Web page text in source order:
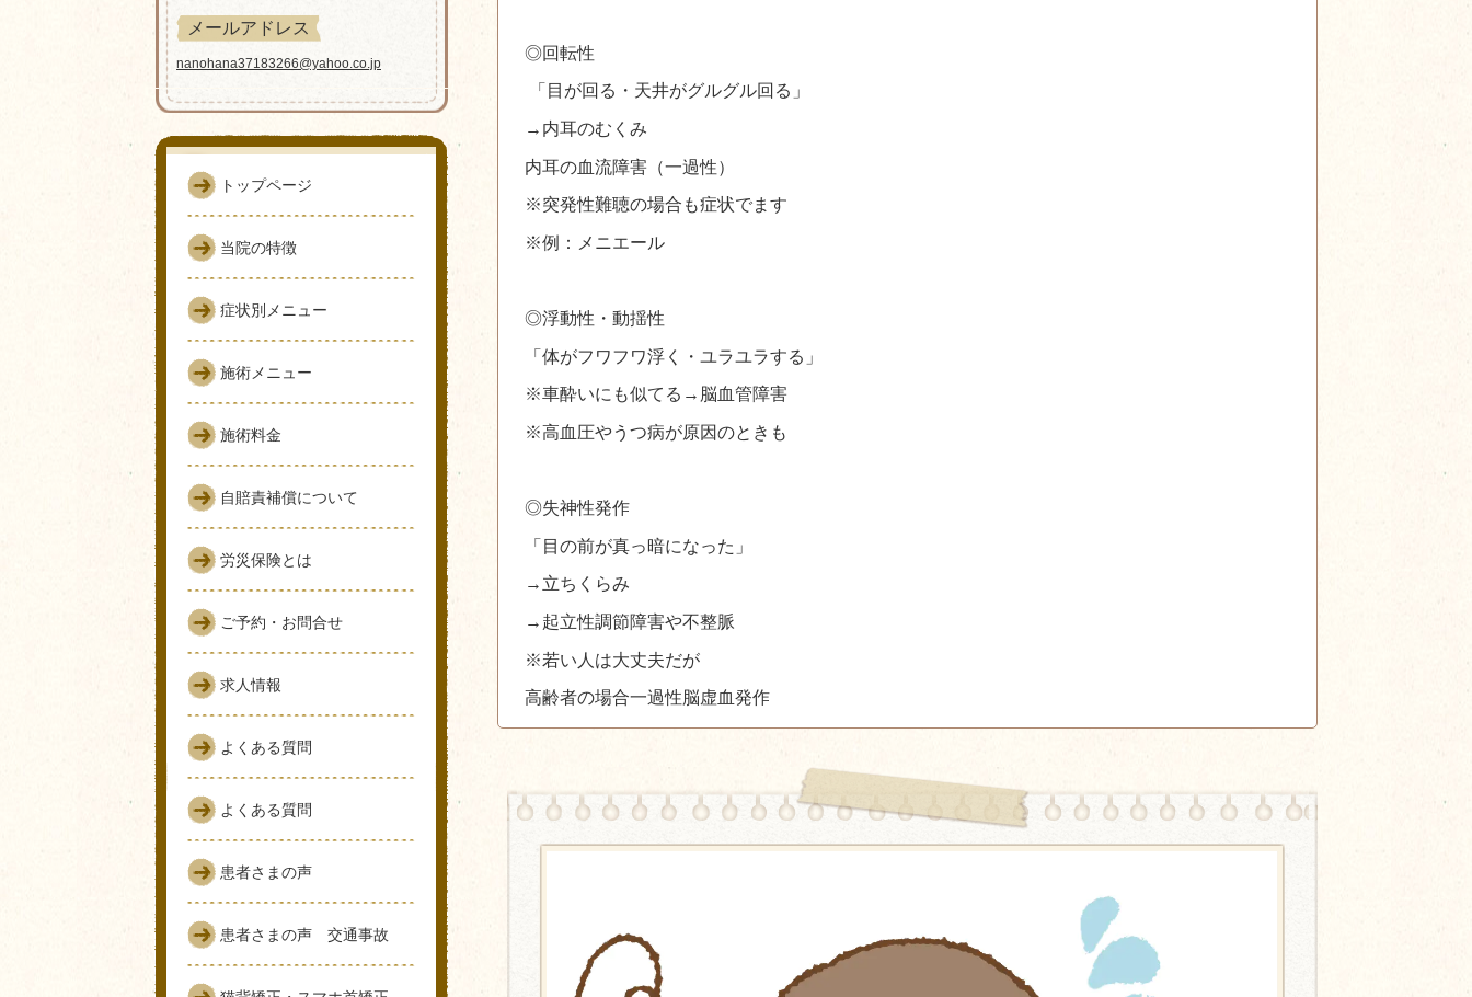
◎回転性
「目が回る・天井がグルグル回る」
→内耳のむくみ
内耳の血流障害（一過性）
※突発性難聴の場合も症状でます
※例：メニエール
◎浮動性・動揺性
「体がフワフワ浮く・ユラユラする」
※車酔いにも似てる→脳血管障害
※高血圧やうつ病が原因のときも
◎失神性発作
「目の前が真っ暗になった」
→立ちくらみ
→起立性調節障害や不整脈
※若い人は大丈夫だが
高齢者の場合一過性脳虚血発作
メールアドレス
nanohana37183266@yahoo.co.jp
トップページ
当院の特徴
症状別メニュー
施術メニュー
施術料金
自賠責補償について
労災保険とは
ご予約・お問合せ
求人情報
よくある質問
よくある質問
患者さまの声
患者さまの声 交通事故